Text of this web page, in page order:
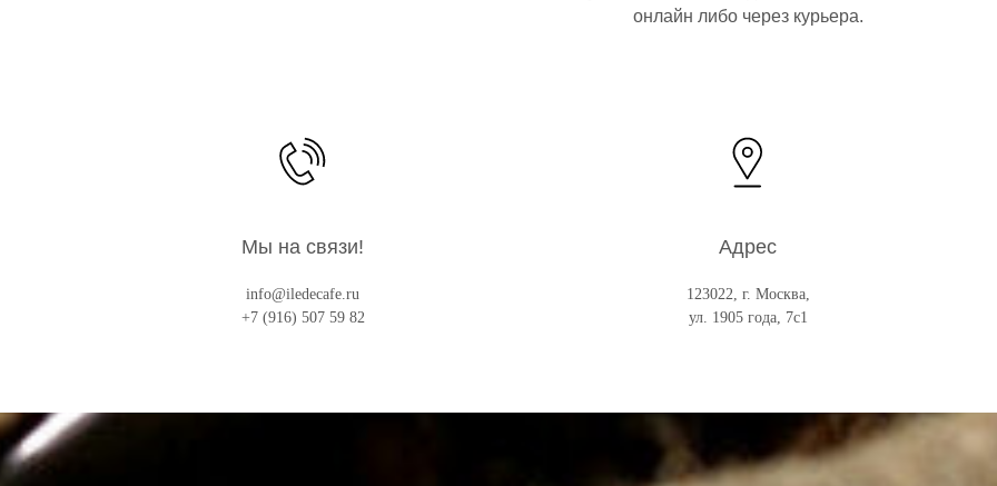
онлайн либо через курьера.
Мы на связи!
info@iledecafe.ru
+7 (916) 507 59 82
Адрес
123022, г. Москва,
ул. 1905 года, 7с1